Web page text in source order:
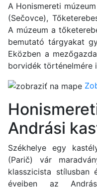
A Honismereti
(Sečovce),
A múzeum a
bemutató tárgyakat
Eközben a
borvidék történelmére
Andrási
Székhelye egy
(Parič) vár
klasszicista
éveiben az